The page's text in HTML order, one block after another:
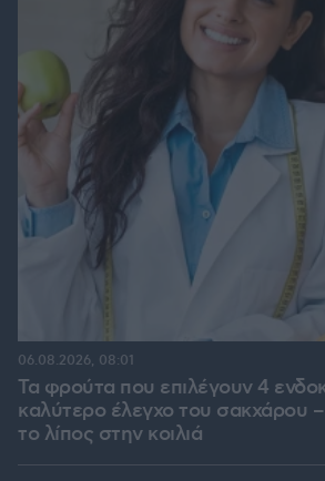
Τα φρούτα που επιλέγουν 4
καλύτερο έλεγχο του σακχάρου –
το λίπος στην κοιλιά
06.08.2026, 08:01